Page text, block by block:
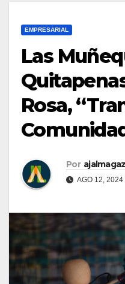
EMPRESARIAL
Las
Rosa,
Por
AGO 12, 2024